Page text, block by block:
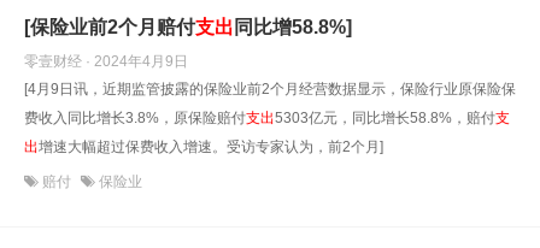
[保险业前2个月赔付支出 同比增58.8%]
零壹财经 · 2024年4月9日
[4月9日讯，近期监管披露的保险业前2个月经营数据显示，保险行业原保险保
费收入同比增长3.8%，原保险赔付支出5303亿元，同比增长58.8%，赔付支
出增速大幅超过保费收入增速。受访专家认为，前2个月]
赔付 保险业